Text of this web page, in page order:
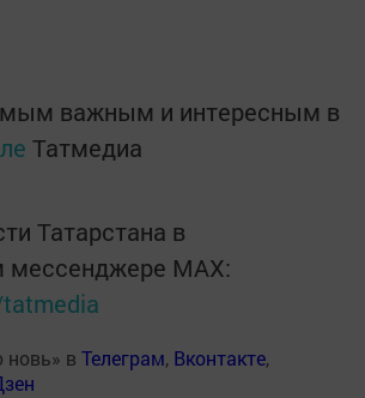
важным и интересным в
Татмедиа
Татарстана в
мессенджере MАХ:
в Телеграм, Вконтакте,